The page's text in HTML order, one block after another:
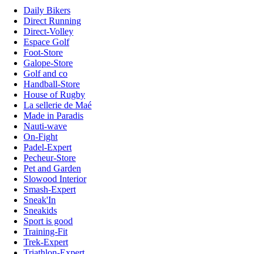
Daily Bikers
Direct Running
Direct-Volley
Espace Golf
Foot-Store
Galope-Store
Golf and co
Handball-Store
House of Rugby
La sellerie de Maé
Made in Paradis
Nauti-wave
On-Fight
Padel-Expert
Pecheur-Store
Pet and Garden
Slowood Interior
Smash-Expert
Sneak'In
Sneakids
Sport is good
Training-Fit
Trek-Expert